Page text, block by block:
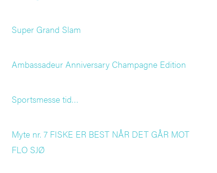
Super Grand Slam
Ambassadeur Anniversary Champagne Edition
Sportsmesse tid…
Myte nr. 7 FISKE ER BEST NÅR DET GÅR MOT
FLO SJØ